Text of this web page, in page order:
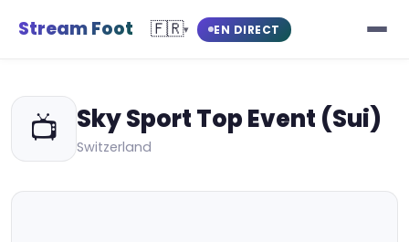
Stream Foot 🇫🇷▾ EN DIRECT
📺 Sky Sport Top Event (Sui)
Switzerland